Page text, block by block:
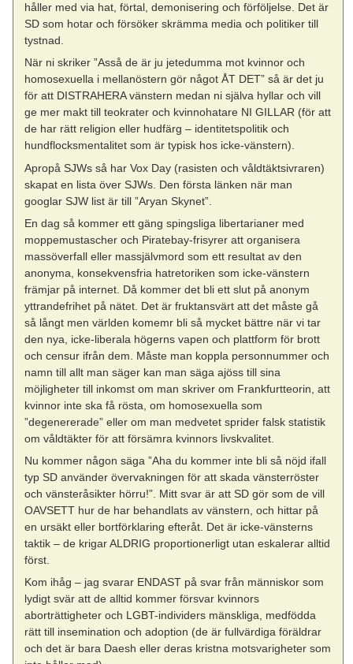
håller med via hat, förtal, demonisering och förföljelse. Det är
SD som hotar och försöker skrämma media och politiker till
tystnad.
När ni skriker ”Asså de är ju jetedumma mot kvinnor och
homosexuella i mellanöstern gör något ÅT DET” så är det ju
för att DISTRAHERA vänstern medan ni själva hyllar och vill
ge mer makt till teokrater och kvinnohatare NI GILLAR (för att
de har rätt religion eller hudfärg – identitetspolitik och
hundflocksmentalitet som är typisk hos icke-vänstern).
Apropå SJWs så har Vox Day (rasisten och våldtäktsivraren)
skapat en lista över SJWs. Den första länken när man
googlar SJW list är till ”Aryan Skynet”.
En dag så kommer ett gäng spingsliga libertarianer med
moppemustascher och Piratebay-frisyrer att organisera
massöverfall eller massjälvmord som ett resultat av den
anonyma, konsekvensfria hatretoriken som icke-vänstern
främjar på internet. Då kommer det bli ett slut på anonym
yttrandefrihet på nätet. Det är fruktansvärt att det måste gå
så långt men världen komemr bli så mycket bättre när vi tar
den nya, icke-liberala högerns vapen och plattform för brott
och censur ifrån dem. Måste man koppla personnummer och
namn till allt man säger kan man säga ajöss till sina
möjligheter till inkomst om man skriver om Frankfurtteorin, att
kvinnor inte ska få rösta, om homosexuella som
”degenererade” eller om man medvetet sprider falsk statistik
om våldtäkter för att försämra kvinnors livskvalitet.
Nu kommer någon säga ”Aha du kommer inte bli så nöjd ifall
typ SD använder övervakningen för att skada vänsterröster
och vänsteråsikter hörru!”. Mitt svar är att SD gör som de vill
OAVSETT hur de har behandlats av vänstern, och hittar på
en ursäkt eller bortförklaring efteråt. Det är icke-vänsterns
taktik – de krigar ALDRIG proportionerligt utan eskalerar alltid
först.
Kom ihåg – jag svarar ENDAST på svar från människor som
lydigt svär att de alltid kommer försvar kvinnors
aborträttigheter och LGBT-individers mänskliga, medfödda
rätt till insemination och adoption (de är fullvärdiga föräldrar
och det är bara Daesh eller deras kristna motsvarigheter som